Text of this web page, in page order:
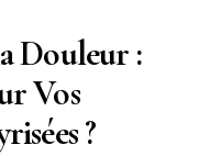
Douleur :
Vos
?